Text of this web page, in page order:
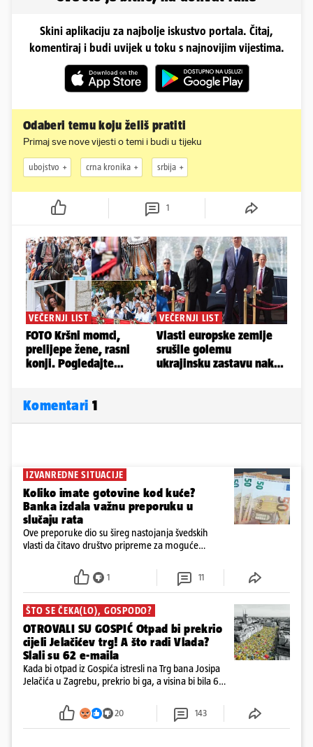
Skini aplikaciju za najbolje iskustvo portala. Čitaj,
komentiraj i budi uvijek u toku s najnovijim vijestima.
Odaberi temu koju želiš pratiti
Primaj sve nove vijesti o temi i budi u tijeku
ubojstvo crna kronika srbija
1
Komentari 1
IZVANREDNE SITUACIJE
Koliko imate gotovine kod kuće?
Banka izdala važnu preporuku u
slučaju rata
Ove preporuke dio su šireg nastojanja švedskih
vlasti da čitavo društvo pripreme za moguće
1 11
ŠTO SE ČEKA(LO), GOSPODO?
OTROVALI SU GOSPIĆ Otpad bi prekrio
cijeli Jelačićev trg! A što radi Vlada?
Slali su 62 e-maila
Kada bi otpad iz Gospića istresli na Trg bana Josipa
Jelačića u Zagrebu, prekrio bi ga, a visina bi bila 6
Kada bi slagali jednu na drugu, visina bi bila kao
2600 katedrala
20 143